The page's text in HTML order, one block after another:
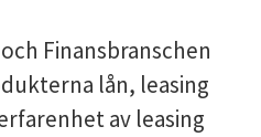
Finansbranschen
lån, leasing
av leasing